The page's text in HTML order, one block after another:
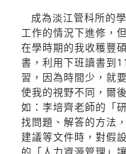
成為淡江管科所的
工作的情況下進修，
在學時期的我收穫豐
書，利用下班讀書到
習，因為時間少，就
使我的視野不同，爾
如：李培齊老師的「
找問題、解答的方法
建議等文件時，對假